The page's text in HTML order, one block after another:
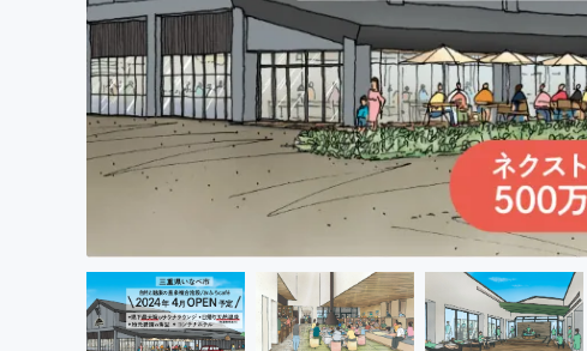
まちづくり・地域活性化